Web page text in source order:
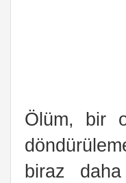
Ölüm, bir
biraz daha